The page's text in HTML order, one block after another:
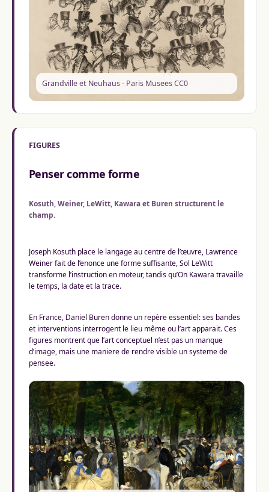
Grandville et Neuhaus - Paris Musees CC0
FIGURES
Penser comme forme
Kosuth, Weiner, LeWitt, Kawara et Buren structurent le
champ.
Joseph Kosuth place le langage au centre de l’œuvre, Lawrence
Weiner fait de l’enonce une forme suffisante, Sol LeWitt
transforme l’instruction en moteur, tandis qu’On Kawara travaille
le temps, la date et la trace.
En France, Daniel Buren donne un repère essentiel: ses bandes
et interventions interrogent le lieu même ou l’art apparait. Ces
figures montrent que l’art conceptuel n’est pas un manque
d’image, mais une maniere de rendre visible un systeme de
pensee.